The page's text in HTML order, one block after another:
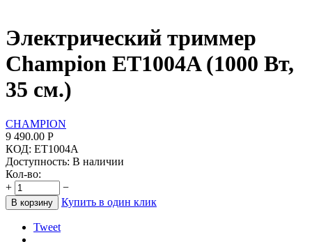
Электрический триммер
Champion ET1004A (1000 Вт,
35 см.)
CHAMPION
9 490.00 Р
КОД: ET1004A
Доступность: В наличии
Кол-во:
+
−
В корзину Купить в один клик
Tweet